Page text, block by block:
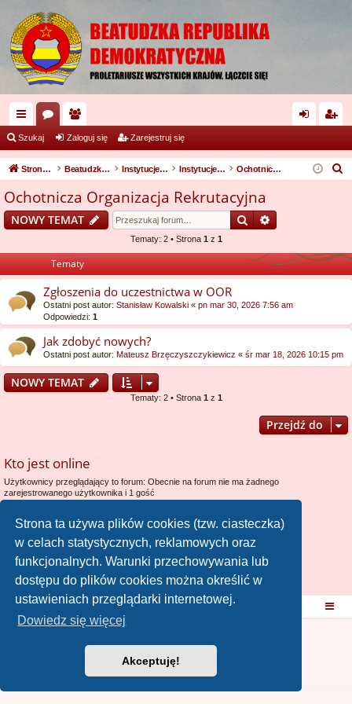
Strona ta używa plików cookies (tzw. ciasteczka)
w celach statystycznych, reklamowych oraz
funkcjonalnych. Warunki przechowywania lub
dostępu do plików cookies można określić w
ustawieniach przeglądarki internetowej.
Dowiedz się więcej
Akceptuję!
ię
ce
or
a
ży
tk
ni
cy
og ej
si
ę
Szukaj Zaloguj się Zarejestruj się
Strona główna Beatudzka Republika Demokratyczna Instytucje i zakłady państwowe Instytucje państwowe Ochotnicza Organizacja Rekrutacyjna
j
Ochotnicza Organizacja Rekrutacyjna
NOWY TEMAT SzukajWyszukiwanie
Tematy: 2 • Strona 1 z 1
Tematy
Zgłoszenia do uczestnictwa w OOR
Ostatni post autor: Stanisław Kowalski « pn mar 30, 2026 7:56 am
Odpowiedzi: 1
Jak zdobyć nowych?
Ostatni post autor: Mateusz Brzęczyszczykiewicz « śr mar 18, 2026 10:15 pm
NOWY TEMAT
Tematy: 2 • Strona 1 z 1
Przejdź do
Kto jest online
Użytkownicy przeglądający to forum: Obecnie na forum nie ma żadnego
zarejestrowanego użytkownika i 1 gość
Twoje uprawnienia na tym forum
Nie możesztworzyć nowych tematów
odpowiadać w tematach
Nie możeszzmieniać swoich postów
Nie możesz
usuwać swoich postów
Nie możeszdodawać załączników
Strona główna